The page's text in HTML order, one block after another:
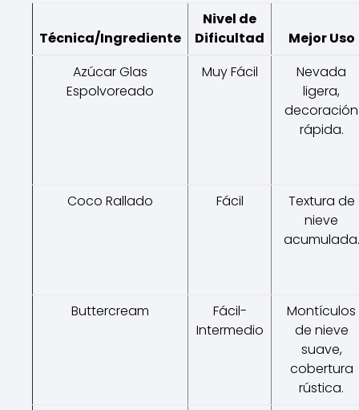
Técnica/Ingrediente
Nivel de
Dificultad
Mejor Uso
Azúcar Glas
Espolvoreado
Muy Fácil
Nevada
ligera,
decoración
rápida.
Coco Rallado Fácil
Textura de
nieve
acumulada.
Buttercream
Fácil-
Intermedio
Montículos
de nieve
suave,
cobertura
rústica.